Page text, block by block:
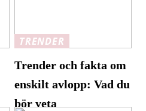
TRENDER
Trender och fakta om
enskilt avlopp: Vad du
bör veta